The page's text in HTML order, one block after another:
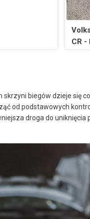
CR - P0087 P0088
skrzyni biegów dzieje się
od podstawowych
droga do uniknięcia